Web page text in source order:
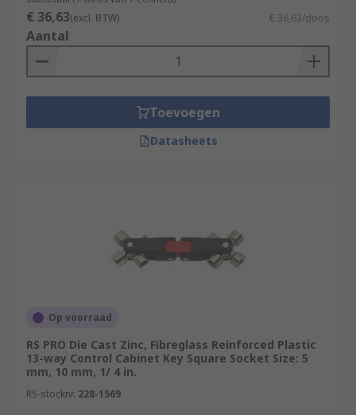
€ 36,63(excl. BTW) € 36,63/doos
Aantal
Toevoegen
Datasheets
Op voorraad
RS PRO Die Cast Zinc, Fibreglass Reinforced Plastic
13-way Control Cabinet Key Square Socket Size: 5
mm, 10 mm, 1/ 4 in.
RS-stocknr. 228-1569